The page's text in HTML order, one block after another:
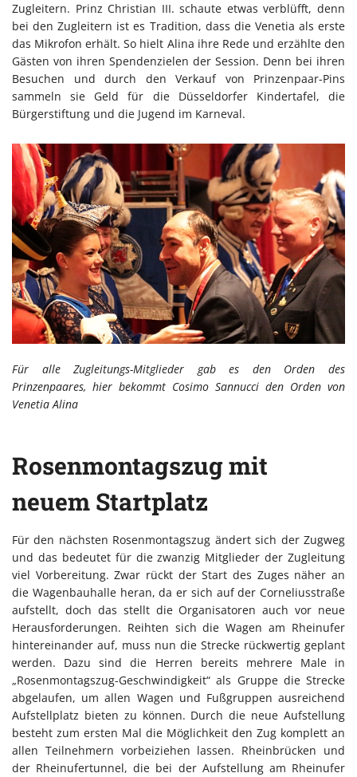
Zugleitern. Prinz Christian III. schaute etwas verblüfft, denn
bei den Zugleitern ist es Tradition, dass die Venetia als erste
das Mikrofon erhält. So hielt Alina ihre Rede und erzählte den
Gästen von ihren Spendenzielen der Session. Denn bei ihren
Besuchen und durch den Verkauf von Prinzenpaar-Pins
sammeln sie Geld für die Düsseldorfer Kindertafel, die
Bürgerstiftung und die Jugend im Karneval.
Für alle Zugleitungs-Mitglieder gab es den Orden des
Prinzenpaares, hier bekommt Cosimo Sannucci den Orden von
Venetia Alina
Rosenmontagszug mit
neuem Startplatz
Für den nächsten Rosenmontagszug ändert sich der Zugweg
und das bedeutet für die zwanzig Mitglieder der Zugleitung
viel Vorbereitung. Zwar rückt der Start des Zuges näher an
die Wagenbauhalle heran, da er sich auf der Corneliusstraße
aufstellt, doch das stellt die Organisatoren auch vor neue
Herausforderungen. Reihten sich die Wagen am Rheinufer
hintereinander auf, muss nun die Strecke rückwertig geplant
werden. Dazu sind die Herren bereits mehrere Male in
„Rosenmontagszug-Geschwindigkeit“ als Gruppe die Strecke
abgelaufen, um allen Wagen und Fußgruppen ausreichend
Aufstellplatz bieten zu können. Durch die neue Aufstellung
besteht zum ersten Mal die Möglichkeit den Zug komplett an
allen Teilnehmern vorbeiziehen lassen. Rheinbrücken und
der Rheinufertunnel, die bei der Aufstellung am Rheinufer